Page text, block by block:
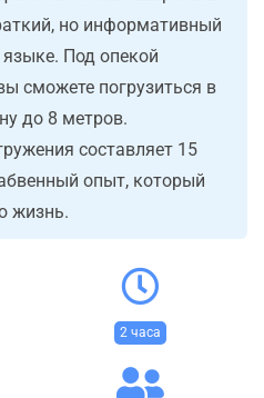
но информативный
Под опекой
сможете погрузиться в
до 8 метров.
составляет 15
опыт, который
жизнь.
2 часа